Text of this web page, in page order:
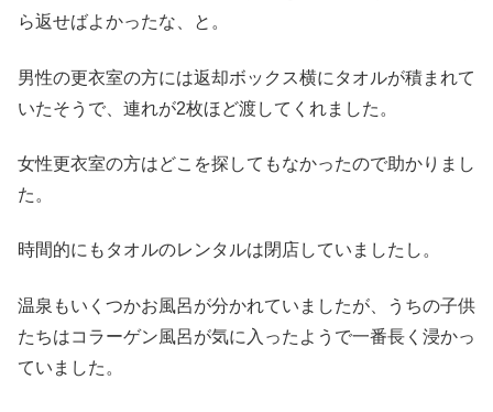
ら返せばよかったな、と。
男性の更衣室の方には返却ボックス横にタオルが積まれて
いたそうで、連れが2枚ほど渡してくれました。
女性更衣室の方はどこを探してもなかったので助かりまし
た。
時間的にもタオルのレンタルは閉店していましたし。
温泉もいくつかお風呂が分かれていましたが、うちの子供
たちはコラーゲン風呂が気に入ったようで一番長く浸かっ
ていました。